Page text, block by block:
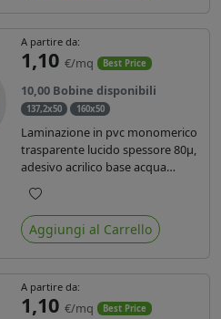
A partire da:
1,10 €/mq Best Price
10,00 Bobine disponibili
137,2x50 160x50
Laminazione in pvc monomerico
trasparente lucido spessore 80µ,
adesivo acrilico base acqua
permanente, liner in carta
glassine siliconata da 72 gr. Durata
3 anni, ideale per laminare stampe
con ink solvente, eco-solvente e
Preferiti
Aggiungi al Carrello
A partire da:
1,10 €/mq Best Price